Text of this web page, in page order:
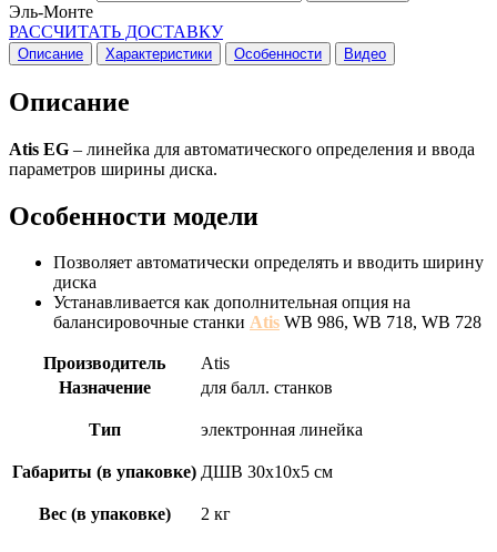
Эль-Монте
РАССЧИТАТЬ ДОСТАВКУ
Описание Характеристики Особенности Видео
Описание
Atis EG – линейка для автоматического определения и ввода
параметров ширины диска.
Особенности модели
Позволяет автоматически определять и вводить ширину
диска
Устанавливается как дополнительная опция на
балансировочные станки Atis WB 986, WB 718, WB 728
Производитель
Atis
Назначение
для балл. станков
Тип электронная линейка
Габариты (в упаковке) ДШВ 30х10х5 см
Вес (в упаковке) 2 кг